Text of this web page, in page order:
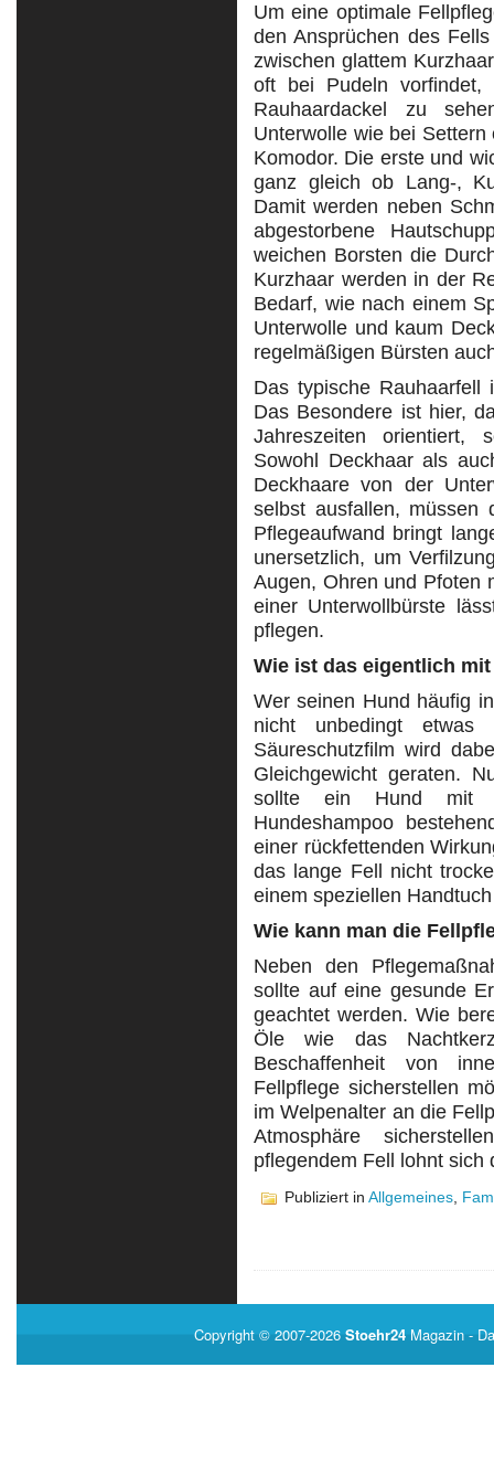
Um eine optimale
den Ansprüchen des
zwischen glattem
oft bei Pudeln vorfindet,
Rauhaardackel zu
Unterwolle wie bei
Komodor. Die erste und
ganz gleich ob Lang-,
Damit werden neben
abgestorbene
weichen Borsten die
Kurzhaar werden in der
Bedarf, wie nach einem
Unterwolle und kaum
regelmäßigen Bürsten
Das typische
Das Besondere ist hier,
Jahreszeiten orientiert,
Sowohl Deckhaar als
Deckhaare von der
selbst ausfallen, müssen
Pflegeaufwand bringt
unersetzlich, um
Augen, Ohren und Pfoten
einer Unterwollbürste
pflegen.
Wie ist das eigentlich
Wer seinen Hund häufig
nicht unbedingt
Säureschutzfilm wird
Gleichgewicht geraten.
sollte ein Hund mit
Hundeshampoo
einer rückfettenden
das lange Fell nicht
einem speziellen
Wie kann man die
Neben den
sollte auf eine gesunde
geachtet werden. Wie
Öle wie das
Beschaffenheit von
Fellpflege sicherstellen
im Welpenalter an die
Atmosphäre
pflegendem Fell lohnt sich
Publiziert in Allgemeines,
Copyright © 2007-2026 Stoehr24 Magazin -